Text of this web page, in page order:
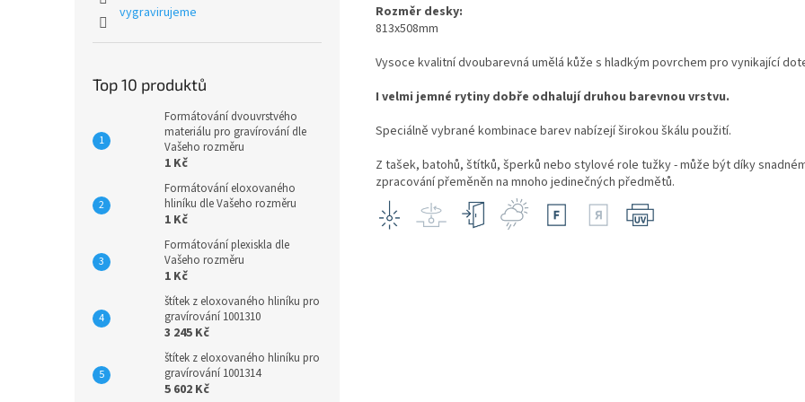
vygravirujeme
Top 10 produktů
Formátování dvouvrstvého
materiálu pro gravírování dle
Vašeho rozměru
1 Kč
Formátování eloxovaného
hliníku dle Vašeho rozměru
1 Kč
Formátování plexiskla dle
Vašeho rozměru
1 Kč
štítek z eloxovaného hliníku pro
gravírování 1001310
3 245 Kč
štítek z eloxovaného hliníku pro
gravírování 1001314
5 602 Kč
Rozměr desky:
813x508mm
Vysoce kvalitní dvoubarevná umělá kůže s hladkým povrchem pro vynikající
I velmi jemné rytiny dobře odhalují druhou barevnou vrstvu.
Speciálně vybrané kombinace barev nabízejí širokou škálu použití.
Z tašek, batohů, štítků, šperků nebo stylové role tužky - může být díky
zpracování přeměněn na mnoho jedinečných předmětů.